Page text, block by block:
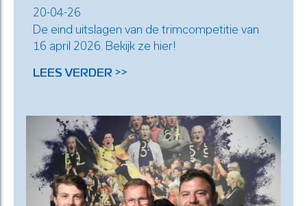
20-04-26
De eind uitslagen van de trimcompetitie van
16 april 2026. Bekijk ze hier!
LEES VERDER >>